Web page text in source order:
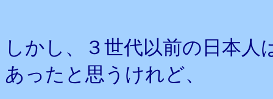
しかし、３世代以前の日本
あったと思うけれど、